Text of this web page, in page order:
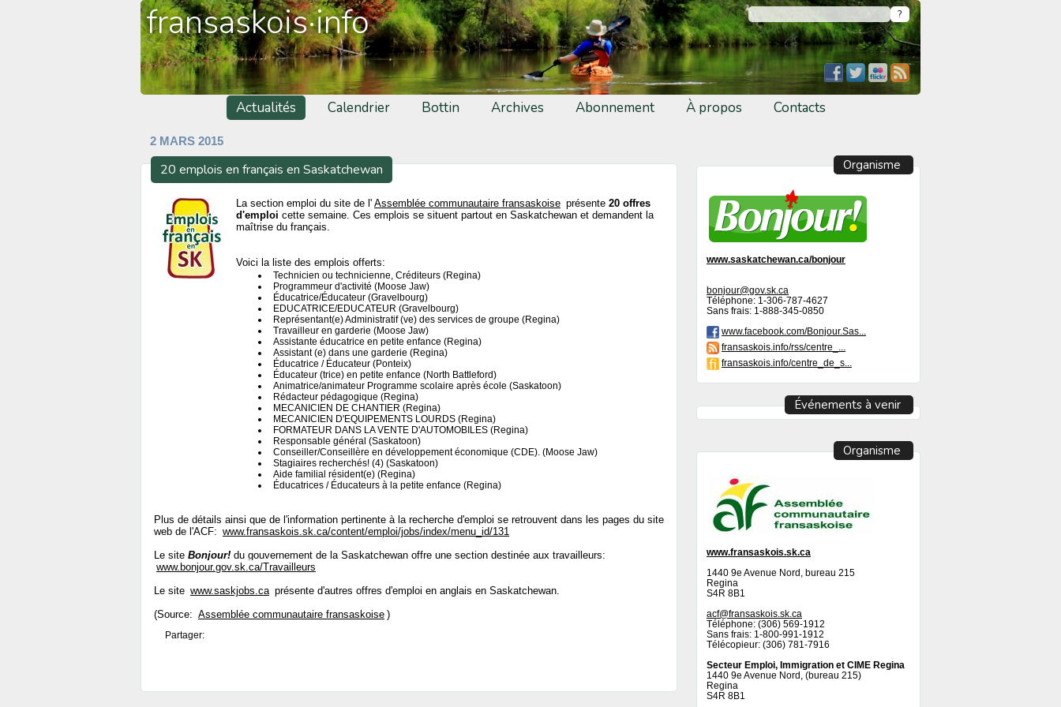
fransaskois·info
Actualités Calendrier Bottin Archives Abonnement À propos Contacts
2 MARS 2015
20 emplois en français en Saskatchewan
La section emploi du site de l' Assemblée communautaire fransaskoise présente 20 offres
d'emploi cette semaine. Ces emplois se situent partout en Saskatchewan et demandent la
maîtrise du français.
Voici la liste des emplois offerts:
Technicien ou technicienne, Créditeurs (Regina)
Programmeur d'activité (Moose Jaw)
Éducatrice/Éducateur (Gravelbourg)
EDUCATRICE/EDUCATEUR (Gravelbourg)
Représentant(e) Administratif (ve) des services de groupe (Regina)
Travailleur en garderie (Moose Jaw)
Assistante éducatrice en petite enfance (Regina)
Assistant (e) dans une garderie (Regina)
Éducatrice / Éducateur (Ponteix)
Éducateur (trice) en petite enfance (North Battleford)
Animatrice/animateur Programme scolaire après école (Saskatoon)
Rédacteur pédagogique (Regina)
MECANICIEN DE CHANTIER (Regina)
MECANICIEN D'EQUIPEMENTS LOURDS (Regina)
FORMATEUR DANS LA VENTE D'AUTOMOBILES (Regina)
Responsable général (Saskatoon)
Conseiller/Conseillère en développement économique (CDE). (Moose Jaw)
Stagiaires recherchés! (4) (Saskatoon)
Aide familial résident(e) (Regina)
Éducatrices / Éducateurs à la petite enfance (Regina)
Plus de détails ainsi que de l'information pertinente à la recherche d'emploi se retrouvent dans les pages du site
web de l'ACF: www.fransaskois.sk.ca/content/emploi/jobs/index/menu_id/131
Le site Bonjour! du gouvernement de la Saskatchewan offre une section destinée aux travailleurs:
www.bonjour.gov.sk.ca/Travailleurs
Le site www.saskjobs.ca présente d'autres offres d'emploi en anglais en Saskatchewan.
(Source: Assemblée communautaire fransaskoise )
Partager:
Organisme
www.saskatchewan.ca/bonjour
bonjour@gov.sk.ca
Téléphone: 1-306-787-4627
Sans frais: 1-888-345-0850
www.facebook.com/Bonjour.Sas...
fransaskois.info/rss/centre_...
fransaskois.info/centre_de_s...
Événements à venir
Organisme
www.fransaskois.sk.ca
1440 9e Avenue Nord, bureau 215
Regina
S4R 8B1
acf@fransaskois.sk.ca
Téléphone: (306) 569-1912
Sans frais: 1-800-991-1912
Télécopieur: (306) 781-7916
Secteur Emploi, Immigration et CIME Regina
1440 9e Avenue Nord, (bureau 215)
Regina
S4R 8B1